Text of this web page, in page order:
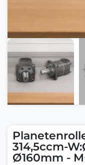
314,5ccm-
Ø160mm -